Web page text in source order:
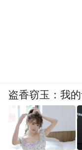
盗香窃玉：我